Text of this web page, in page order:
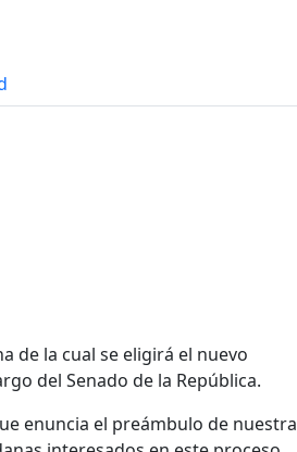
de la cual se eligirá el nuevo
del Senado de la República.
enuncia el preámbulo de nuestra